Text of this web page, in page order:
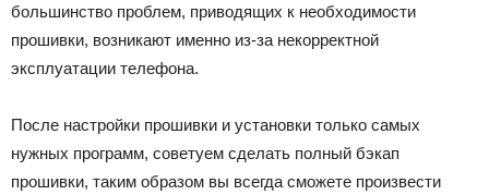
большинство проблем, приводящих к необходимости
прошивки, возникают именно из-за некорректной
эксплуатации телефона.
После настройки прошивки и установки только самых
нужных программ, советуем сделать полный бэкап
прошивки, таким образом вы всегда сможете произвести